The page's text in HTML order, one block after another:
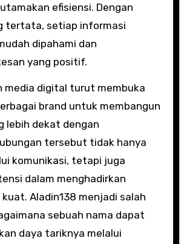
efisiensi. Dengan
tertata, setiap informasi
dipahami dan
yang positif.
media digital turut membuka
brand untuk membangun
lebih dekat dengan
tersebut tidak hanya
komunikasi, tetapi juga
dalam menghadirkan
Aladin138 menjadi salah
sebuah nama dapat
daya tariknya melalui